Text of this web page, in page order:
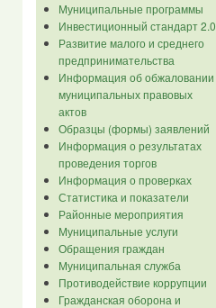
Муниципальные программы
Инвестиционный стандарт 2.0
Развитие малого и среднего
предпринимательства
Информация об обжаловании
муниципальных правовых
актов
Образцы (формы) заявлений
Информация о результатах
проведения торгов
Информация о проверках
Статистика и показатели
Районные мероприятия
Муниципальные услуги
Обращения граждан
Муниципальная служба
Противодействие коррупции
Гражданская оборона и